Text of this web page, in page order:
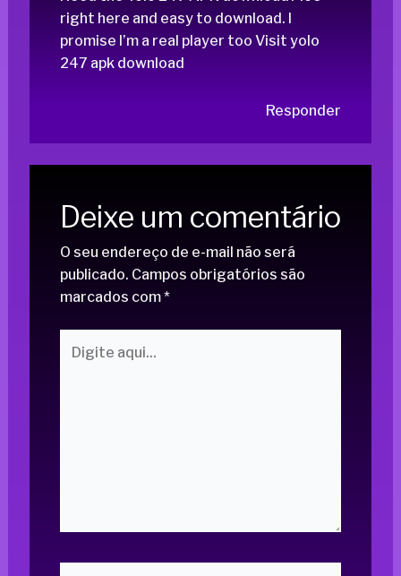
right here and easy to download. I
promise I’m a real player too Visit yolo
247 apk download
Responder
Deixe um comentário
O seu endereço de e-mail não será
publicado. Campos obrigatórios são
marcados com*
aqui...